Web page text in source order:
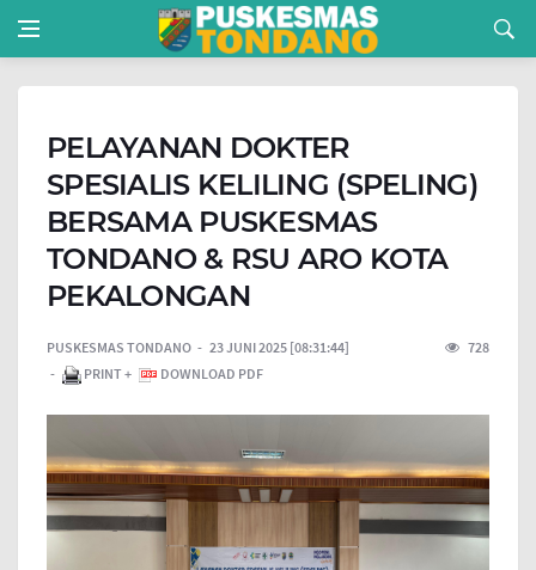
PELAYANAN DOKTER
SPESIALIS KELILING (SPELING)
BERSAMA PUSKESMAS
TONDANO & RSU ARO KOTA
PEKALONGAN
PUSKESMAS TONDANO 23 JUNI 2025 [08:31:44]
728
PRINT +
DOWNLOAD PDF